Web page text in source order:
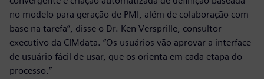
no modelo para geração de PMI, além de colaboração com
base na tarefa”, disse o Dr. Ken Versprille, consultor
executivo da CIMdata. “Os usuários vão aprovar a interface
de usuário fácil de usar, que os orienta em cada etapa do
processo.”